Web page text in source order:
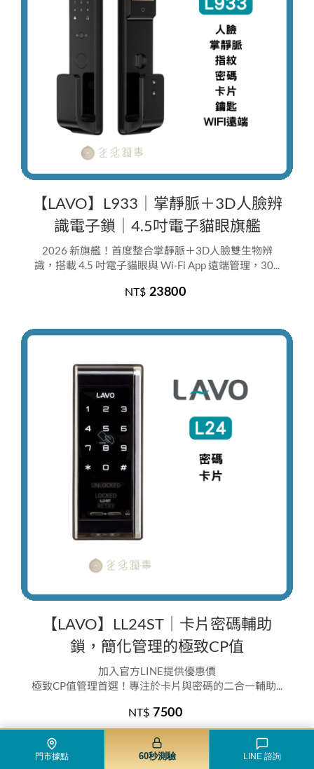
【LAVO】L933｜掌靜脈＋3D人臉辨
識電子鎖｜4.5吋電子貓眼旗艦
2026 新旗艦！首度整合掌靜脈＋3D人臉雙生物辨
識，搭載 4.5 吋電子貓眼與 Wi-Fi App 遠端管理，30...
NT$ 23800
【LAVO】LL24ST｜卡片密碼輔助
鎖，簡化管理的極致CP值
加入官方LINE提供優惠價
極致CP值管理首選！專注於卡片與密碼的二合一輔助...
NT$ 7500
門市據點 60秒測驗 LINE 諮詢